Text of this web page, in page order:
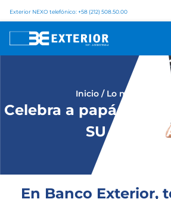
Exterior NEXO telefónico: +58 (212) 508.50.00
Inicio / Lo más
Celebra a papá como
SU
En Banco Exterior,